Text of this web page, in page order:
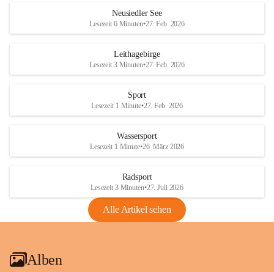
S
und den daraus folgenden wirtschaftlichen
Maßnahmen zur Bekämpfung
Rebe und der Amerikanischen
Anhang VBl. EU Nr. 18
1 Seite•1,4 MB
VBl. EU Nr. 18_2026
r
S
Neusiedler See
Lesezeit 6 Minuten•27. Feb. 2026
Leithagebirge
Lesezeit 3 Minuten•27. Feb. 2026
Sport
Lesezeit 1 Minute•27. Feb. 2026
Wassersport
Lesezeit 1 Minute•26. März 2026
Radsport
Lesezeit 3 Minuten•27. Juli 2026
Alle Artikel sehen
Alben